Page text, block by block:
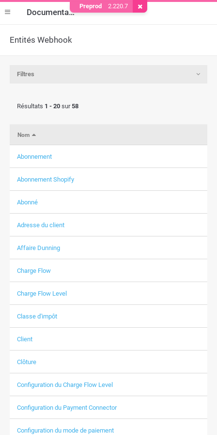
Documentation
Entités Webhook
Filtres
Résultats 1 - 20 sur58
Abonnement
Abonnement Shopify
Abonné
Adresse du client
Affaire Dunning
Charge Flow
Charge Flow Level
Classe d'impôt
Client
Clôture
Configuration du Charge Flow Level
Configuration du Payment Connector
Configuration du mode de paiement
Nom
Preprod 2.220.7 Supprimer le cookie